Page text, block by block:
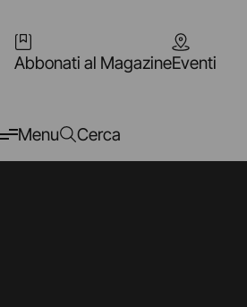
Abbonati al MagazineEventi
Menu Cerca